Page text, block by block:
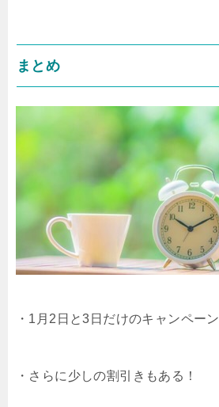
まとめ
・1月2日と3日だけのキャンペーン
・さらに少しの割引きもある！